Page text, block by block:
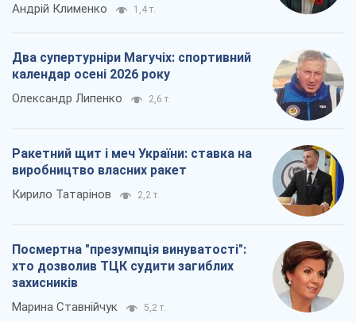
Андрій Клименко 1,4 т.
Два супертурніри Магучіх: спортивний
календар осені 2026 року
Олександр Липенко 2,6 т.
Ракетний щит і меч України: ставка на
виробництво власних ракет
Кирило Татарінов 2,2 т.
Посмертна "презумпція винуватості":
хто дозволив ТЦК судити загиблих
захисників
Марина Ставнійчук 5,2 т.